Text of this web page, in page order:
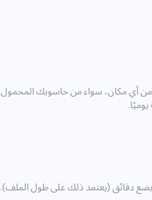
بضع دقائق (يعتمد ذلك على طول الملف).